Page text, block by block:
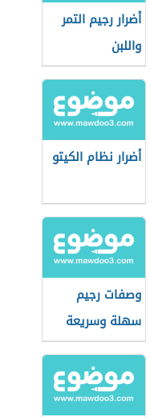
أضرار رجيم التمر
واللبن
أضرار نظام الكيتو
وصفات رجيم
سهلة وسريعة
المفعول